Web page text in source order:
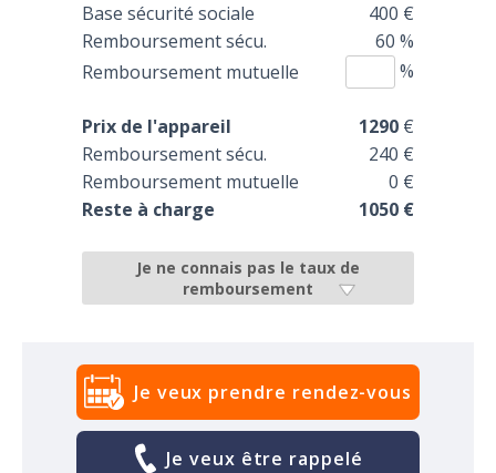
Base sécurité sociale
400 €
Remboursement sécu.
60 %
Remboursement mutuelle
%
Prix de l'appareil 1290 €
Remboursement sécu.
240 €
Remboursement mutuelle
0 €
Reste à charge
1050 €
Je ne connais pas le taux de
remboursement
Je veux prendre rendez-vous
Je veux être rappelé